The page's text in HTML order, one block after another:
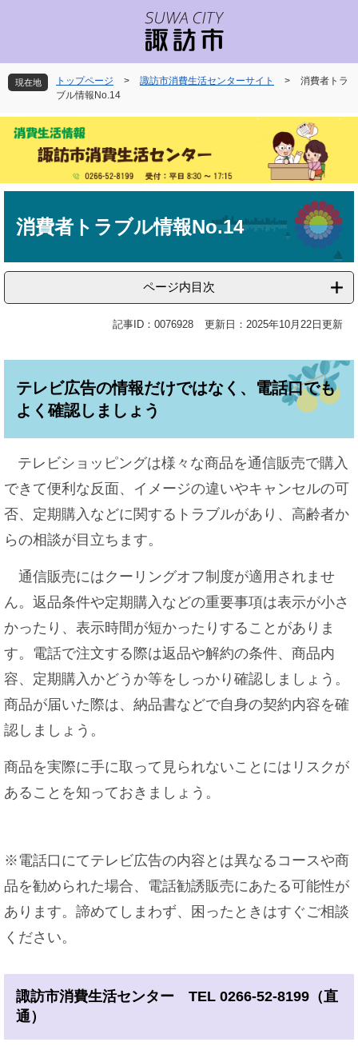
先
頭
を
飛
へ
現在地 トップページ > 諏訪市消費生活センターサイト >
消費者トラ
ブル情報No.14
消費者トラブル情報No.14
ページ内目次
記事ID：0076928 更新日：2025年10月22日更新
テレビ広告の情報だけではなく、電話口でも
よく確認しましょう
テレビショッピングは様々な商品を通信販売で購入
できて便利な反面、イメージの違いやキャンセルの可
否、定期購入などに関するトラブルがあり、高齢者か
らの相談が目立ちます。
通信販売にはクーリングオフ制度が適用されませ
ん。返品条件や定期購入などの重要事項は表示が小さ
かったり、表示時間が短かったりすることがありま
す。​電話で注文する際は返品や解約の条件、商品内
容、定期購入かどうか等をしっかり確認しましょう。
商品が届いた際は、納品書などで自身の契約内容を確
認しましょう。
商品を実際に手に取って見られないことにはリスクが
あることを知っておきましょう。
※電話口にてテレビ広告の内容とは異なるコースや商
品を勧められた場合、電話勧誘販売にあたる可能性が
あります。諦めてしまわず、困ったときはすぐご相談
ください。
諏訪市消費生活センター TEL 0266-52-8199（直
通）